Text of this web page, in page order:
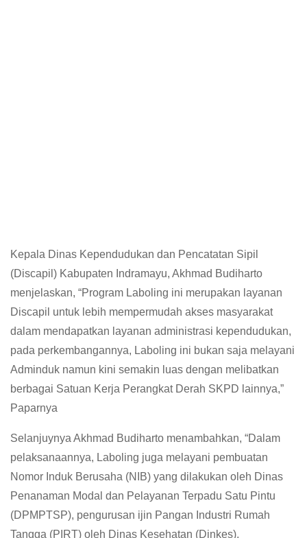
Kepala Dinas Kependudukan dan Pencatatan Sipil
(Discapil) Kabupaten Indramayu, Akhmad Budiharto
menjelaskan, “Program Laboling ini merupakan layanan
Discapil untuk lebih mempermudah akses masyarakat
dalam mendapatkan layanan administrasi kependudukan,
pada perkembangannya, Laboling ini bukan saja melayani
Adminduk namun kini semakin luas dengan melibatkan
berbagai Satuan Kerja Perangkat Derah SKPD lainnya,”
Paparnya
Selanjuynya Akhmad Budiharto menambahkan, “Dalam
pelaksanaannya, Laboling juga melayani pembuatan
Nomor Induk Berusaha (NIB) yang dilakukan oleh Dinas
Penanaman Modal dan Pelayanan Terpadu Satu Pintu
(DPMPTSP), pengurusan ijin Pangan Industri Rumah
Tangga (PIRT) oleh Dinas Kesehatan (Dinkes),